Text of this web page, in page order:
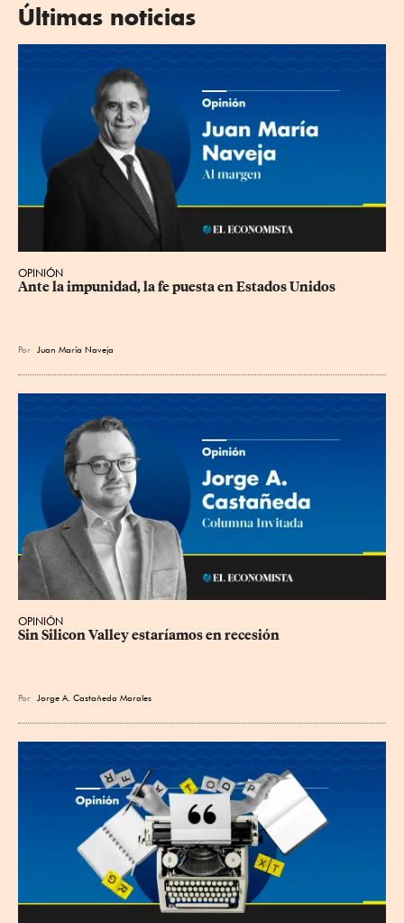
Últimas noticias
OPINIÓN
Ante la impunidad, la fe puesta en Estados Unidos
Por Juan María Naveja
OPINIÓN
Sin Silicon Valley estaríamos en recesión
Por Jorge A. Castañeda Morales